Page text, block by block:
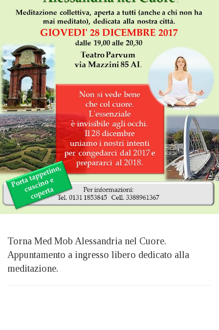
Torna Med Mob Alessandria nel Cuore.
Appuntamento a ingresso libero dedicato alla
meditazione.